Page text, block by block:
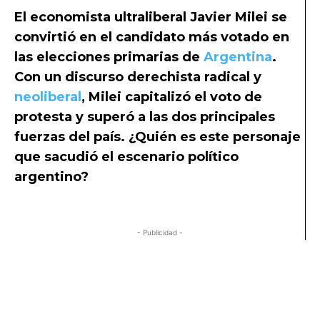
El economista ultraliberal Javier Milei se
convirtió en el candidato más votado en
las elecciones primarias de Argentina.
Con un discurso derechista radical y
neoliberal , Milei capitalizó el voto de
protesta y superó a las dos principales
fuerzas del país. ¿Quién es este personaje
que sacudió el escenario político
argentino?
- Publicidad -